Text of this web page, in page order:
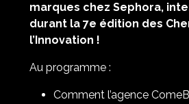
marques chez Sephora,
durant la 7e édition des
l’Innovation !
Au programme :
Comment l’agence